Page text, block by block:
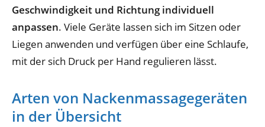
Geschwindigkeit und Richtung individuell
anpassen. Viele Geräte lassen sich im Sitzen oder
Liegen anwenden und verfügen über eine Schlaufe,
mit der sich Druck per Hand regulieren lässt.
Arten von Nackenmassagegeräten
in der Übersicht